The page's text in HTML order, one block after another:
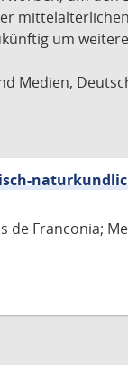
um
Medien,
de Franconia;